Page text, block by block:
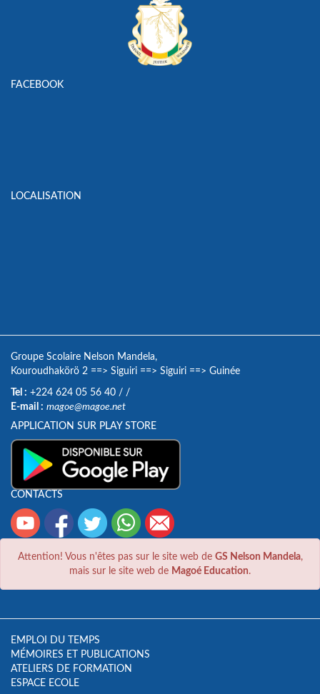
FACEBOOK
LOCALISATION
Groupe Scolaire Nelson Mandela,
Kouroudhakörö 2 ==> Siguiri ==> Siguiri ==> Guinée
Tel : +224 624 05 56 40 / /
E-mail : magoe@magoe.net
APPLICATION SUR PLAY STORE
CONTACTS
Attention! Vous n'êtes pas sur le site web de GS Nelson Mandela,
mais sur le site web de Magoé Education.
EMPLOI DU TEMPS
MÉMOIRES ET PUBLICATIONS
ATELIERS DE FORMATION
ESPACE ECOLE